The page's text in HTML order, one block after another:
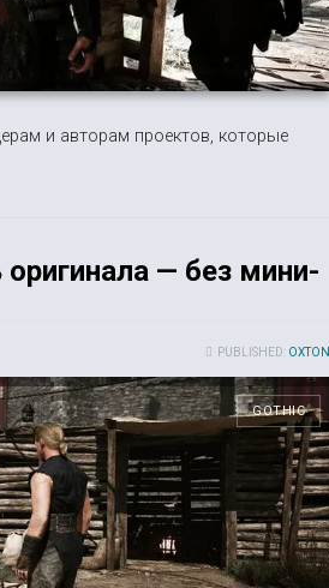
и авторам проектов, которые
— без мини-
PUBLISHED: OXTON
GOTHIC